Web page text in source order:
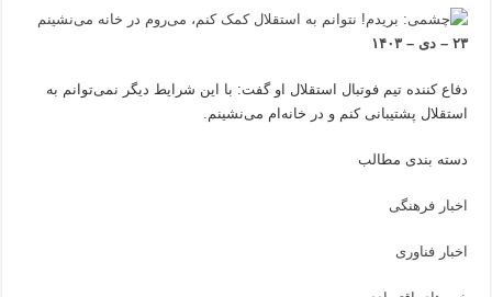
۲۳ – دی – ۱۴۰۳
دفاع کننده تیم فوتبال استقلال او گفت: با این شرایط دیگر نمی‌توانم به
استقلال پشتیبانی کنم و در خانه‌ام می‌نشینم.
دسته بندی مطالب
اخبار فرهنگی
اخبار فناوری